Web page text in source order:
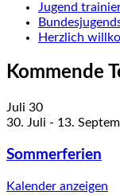
Jugend
Herzlich
Kommende
Juli 30
30. Juli - 13.
Sommerferien
Kalender anzeigen